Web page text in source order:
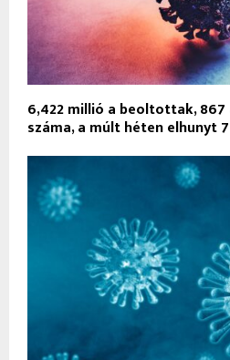
6,422 millió a beoltottak,
száma, a múlt héten elhunyt